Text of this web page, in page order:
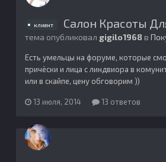
клиент Салон Красоты
тема опубликовал gigilo1968 в
Есть умельцы на форуме, которые
причёски и лица с линдвиора в
или в скайпе, цену обговорим ))
13 июля, 2014 13 ответов